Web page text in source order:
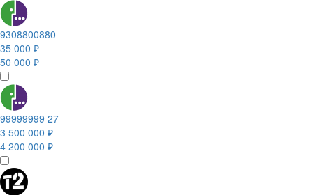
9308800880
35 000 ₽
50 000 ₽
99999999 27
3 500 000 ₽
4 200 000 ₽